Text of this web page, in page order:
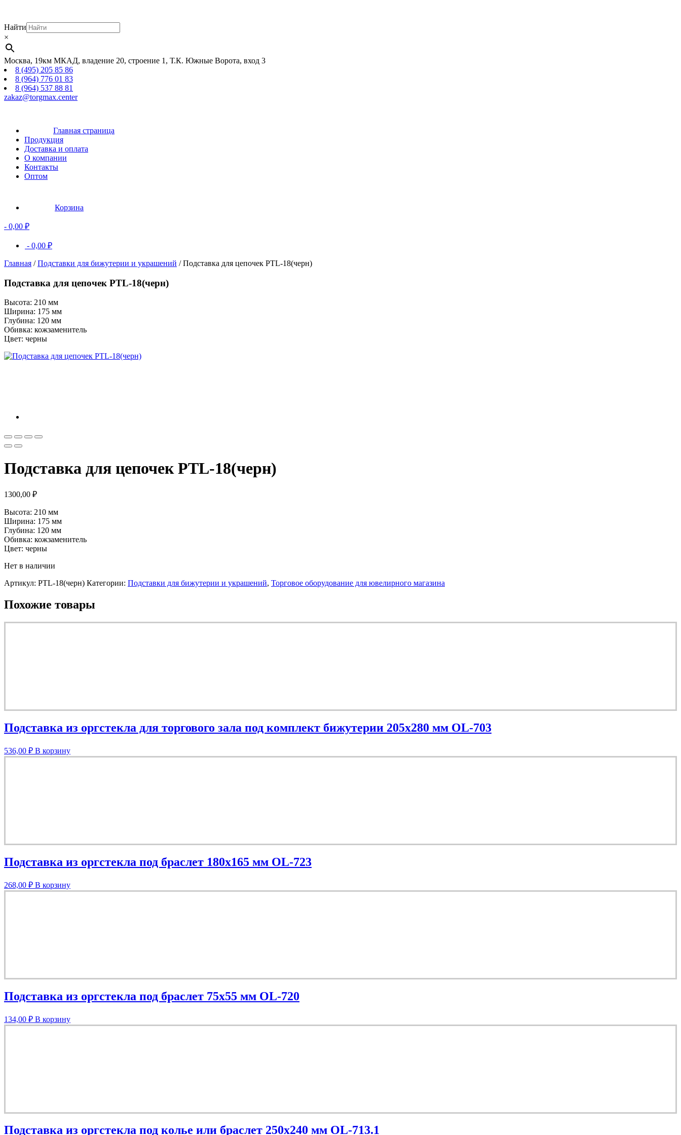
Найти
×
Москва, 19км МКАД, владение 20, строение 1, Т.К. Южные Ворота, вход 3
8 (495) 205 85 86
8 (964) 776 01 83
8 (964) 537 88 81
zakaz@torgmax.center
Главная страница
Продукция
Доставка и оплата
О компании
Контакты
Оптом
Корзина
- 0,00 ₽
- 0,00 ₽
Главная /Подставки для бижутерии и украшений / Подставка для цепочек PTL-18(черн)
Подставка для цепочек PTL-18(черн)
Высота: 210 мм
Ширина: 175 мм
Глубина: 120 мм
Обивка: кожзаменитель
Цвет: черны
Подставка для цепочек PTL-18(черн)
1300,00 ₽
Высота: 210 мм
Ширина: 175 мм
Глубина: 120 мм
Обивка: кожзаменитель
Цвет: черны
Нет в наличии
Артикул: PTL-18(черн) Категории: Подставки для бижутерии и украшений, Торговое оборудование для ювелирного магазина
Похожие товары
Подставка из оргстекла для торгового зала под комплект бижутерии 205х280 мм OL-703
536,00 ₽ В корзину
Подставка из оргстекла под браслет 180х165 мм OL-723
268,00 ₽ В корзину
Подставка из оргстекла под браслет 75х55 мм OL-720
134,00 ₽ В корзину
Подставка из оргстекла под колье или браслет 250х240 мм OL-713.1